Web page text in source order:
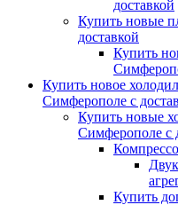
доставкой
Купить новые
доставкой
Купить
Купить новое
Симферополе с
Купить новые
Симферополе с
Купить